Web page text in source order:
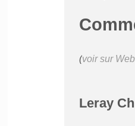
(voir sur
Leray